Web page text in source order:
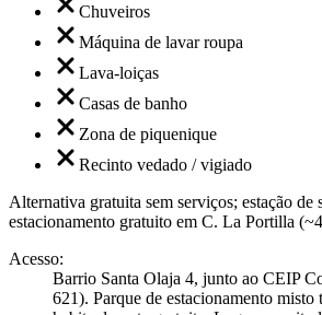
Chuveiros
Máquina de lavar roupa
Lava-loiças
Casas de banho
Zona de piquenique
Recinto vedado / vigiado
Alternativa gratuita sem serviços; estação
estacionamento gratuito em C. La Portilla
Acesso:
Barrio Santa Olaja 4, junto ao CEIP
621). Parque de estacionamento misto